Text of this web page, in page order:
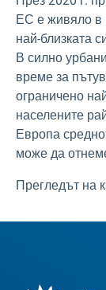
ЕС е живяло в
най-близката
В силно
време за
ограничено
населените
Европа
може да
Прегледът на